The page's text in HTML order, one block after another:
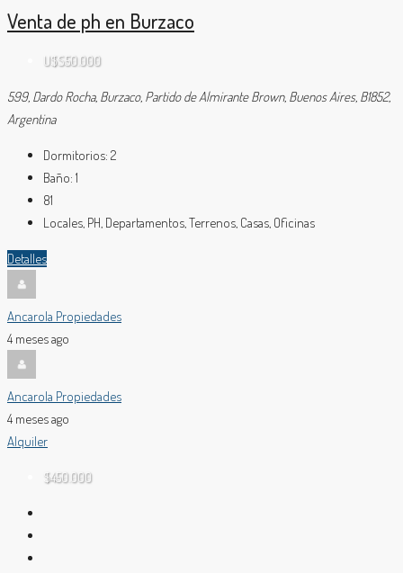
Venta de ph en Burzaco
U$S50.000
599, Dardo Rocha, Burzaco, Partido de Almirante Brown, Buenos Aires, B1852,
Argentina
Dormitorios: 2
Baño: 1
81
Locales, PH, Departamentos, Terrenos, Casas, Oficinas
Detalles
Ancarola Propiedades
4 meses ago
Ancarola Propiedades
4 meses ago
Alquiler
$450.000